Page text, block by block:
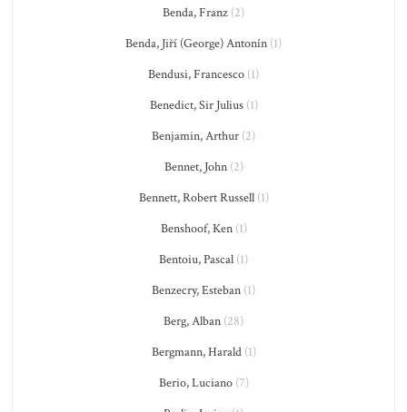
Benda, Franz (2)
Benda, Jiří (George) Antonín (1)
Bendusi, Francesco (1)
Benedict, Sir Julius(1)
Benjamin, Arthur (2)
Bennet, John(2)
Bennett, Robert Russell(1)
Benshoof, Ken(1)
Bentoiu, Pascal (1)
Benzecry, Esteban (1)
Berg, Alban (28)
Bergmann, Harald(1)
Berio, Luciano(7)